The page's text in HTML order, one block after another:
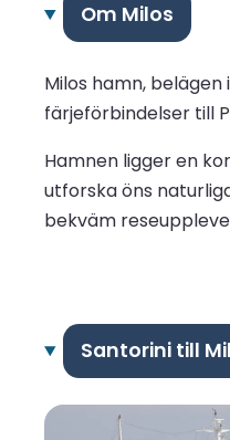
Om Milos
Milos hamn,
färjeförbindelser till
Hamnen ligger en
utforska öns
bekväm
Santorini till